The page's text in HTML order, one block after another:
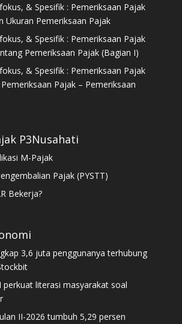
& Spesifik : Pemeriksaan Pajak
Ukuran Pemeriksaan Pajak
& Spesifik : Pemeriksaan Pajak
Pemeriksaan Pajak (Bagian I)
& Spesifik : Pemeriksaan Pajak
Pajak – Pemeriksaan
P3Nusahati
M-Pajak
Pajak (PYSTT)
Bekerja?
3,6 juta penggunanya terhubung
perkuat literasi masyarakat soal
II-2026 tumbuh 5,29 persen